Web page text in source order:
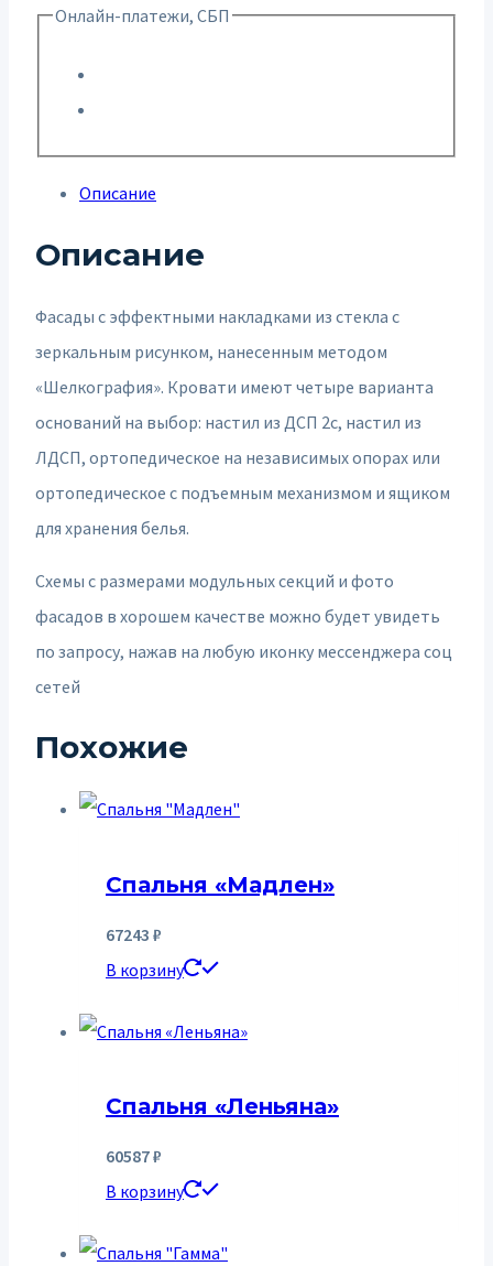
Онлайн-платежи, СБП
Описание
Описание
Фасады с эффектными накладками из стекла с
зеркальным рисунком, нанесенным методом
«Шелкография». Кровати имеют четыре варианта
оснований на выбор: настил из ДСП 2с, настил из
ЛДСП, ортопедическое на независимых опорах или
ортопедическое с подъемным механизмом и ящиком
для хранения белья.
Схемы с размерами модульных секций и фото
фасадов в хорошем качестве можно будет увидеть
по запросу, нажав на любую иконку мессенджера соц
сетей
Похожие
Спальня «Мадлен»
67243 ₽
В корзину
Спальня «Леньяна»
60587₽
В корзину